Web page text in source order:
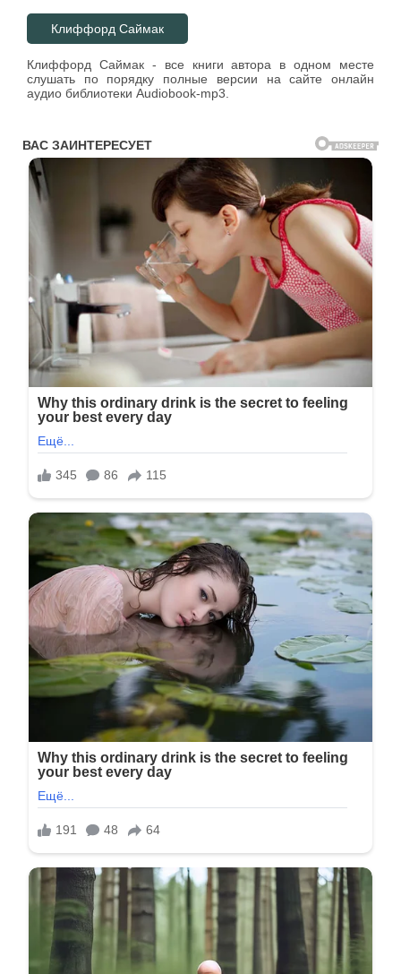
Клиффорд Саймак
Клиффорд Саймак - все книги автора в одном месте
слушать по порядку полные версии на сайте онлайн
аудио библиотеки Audiobook-mp3.